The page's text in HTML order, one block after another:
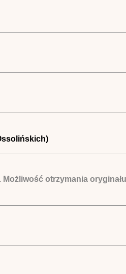
otrzymania